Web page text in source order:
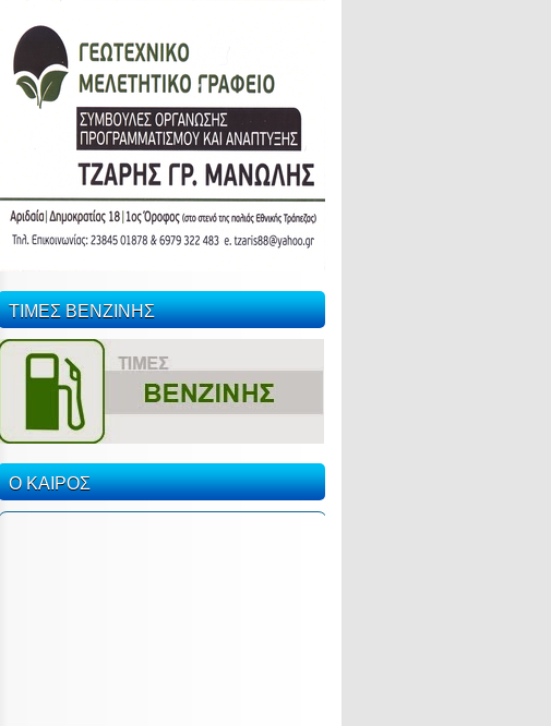
ΤΙΜΕΣ ΒΕΝΖΙΝΗΣ
Ο ΚΑΙΡΟΣ